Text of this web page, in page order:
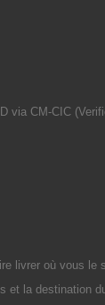
via CM-CIC
livrer où vous le
et la destination